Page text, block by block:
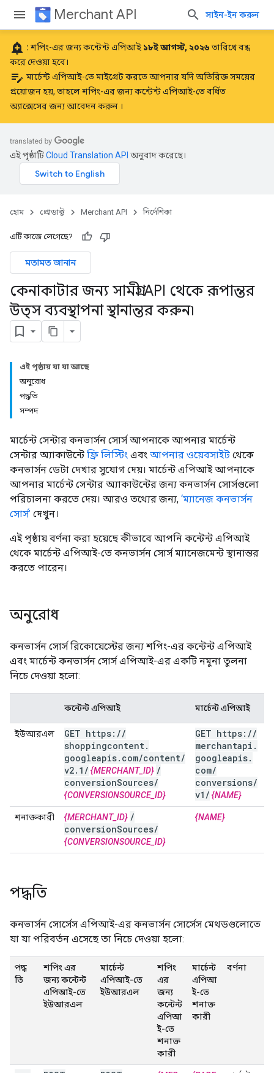
Merchant API সাইন-ইন করুন
add_alert : শপিং-এর জন্য কন্টেন্ট এপিআই ১৮ই আগস্ট, ২০২৬ তারিখে বন্ধ
করে দেওয়া হবে।
edit_note মার্চেন্ট এপিআই-তে মাইগ্রেট করতে আপনার যদি অতিরিক্ত সময়ের
প্রয়োজন হয়, তাহলেশপিং-এর জন্য কন্টেন্ট এপিআই-তে বর্ধিত
অ্যাক্সেসের জন্য আবেদন করুন ।
এই পৃষ্ঠাটিCloud Translation API অনুবাদ করেছে।
হোম প্রোডাক্ট Merchant API নির্দেশিকা
এটি কাজে লেগেছে?
মতামত জানান
কেনাকাটার জন্য সামগ্রী API থেকে রূপান্তর
উত্স ব্যবস্থাপনা স্থানান্তর করুন৷
এই পৃষ্ঠায় যা যা আছে
অনুরোধ
পদ্ধতি
সম্পদ
মার্চেন্ট সেন্টার কনভার্সন সোর্স আপনাকে আপনার মার্চেন্ট
সেন্টার অ্যাকাউন্টে ফ্রি লিস্টিং এবং আপনার ওয়েবসাইট থেকে
কনভার্সন ডেটা দেখার সুযোগ দেয়। মার্চেন্ট এপিআই আপনাকে
আপনার মার্চেন্ট সেন্টার অ্যাকাউন্টের জন্য কনভার্সন সোর্সগুলো
পরিচালনা করতে দেয়। আরও তথ্যের জন্য, ‘ম্যানেজ কনভার্সন
সোর্স’ দেখুন।
এই পৃষ্ঠায় বর্ণনা করা হয়েছে কীভাবে আপনি কন্টেন্ট এপিআই
থেকে মার্চেন্ট এপিআই-তে কনভার্সন সোর্স ম্যানেজমেন্ট স্থানান্তর
করতে পারেন।
অনুরোধ
কনভার্সন সোর্স রিকোয়েস্টের জন্য শপিং-এর কন্টেন্ট এপিআই
এবং মার্চেন্ট কনভার্সন সোর্স এপিআই-এর একটি নমুনা তুলনা
নিচে দেওয়া হলো:
কন্টেন্ট এপিআই মার্চেন্ট এপিআই
ইউআরএল GET https: //
shoppingcontent.
googleapis. com/content/
v2. 1 / {MERCHANT_ID} /
conversionSources/
{CONVERSIONSOURCE_ID}
GET https: //
merchantapi .
googleapis.
com/
conversions/
v1 / {NAME}
শনাক্তকারী {MERCHANT_ID} /
conversionSources/
{CONVERSIONSOURCE_ID}
{NAME}
পদ্ধতি
কনভার্সন সোর্সেস এপিআই-এর কনভার্সন সোর্সেস মেথডগুলোতে
যা যা পরিবর্তন এসেছে তা নিচে দেওয়া হলো:
পদ্ধ
তি
শপিং এর
জন্য কন্টেন্ট
এপিআই-তে
ইউআরএল
মার্চেন্ট
এপিআই-তে
ইউআরএল
শপিং
এর
জন্য
কন্টেন্ট
এপিআ
ই-তে
শনাক্ত
কারী
মার্চেন্ট
এপিআ
ই-তে
শনাক্ত
কারী
বর্ণনা